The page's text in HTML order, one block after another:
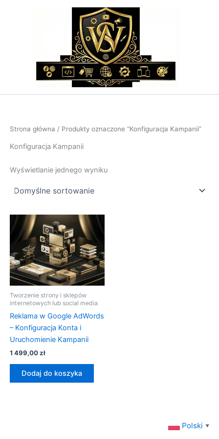
Strona główna / Produkty oznaczone “Konfiguracja Kampanii”
Konfiguracja Kampanii
Wyświetlanie jednego wyniku
Tworzenie strony i sklepów
internetowych lub social media
Reklama w Google AdWords
– Konfiguracja Konta i
Uruchomienie Kampanii
1 499,00zł
Dodaj do koszyka
Polski ▼